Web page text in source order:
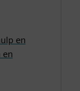
en
en